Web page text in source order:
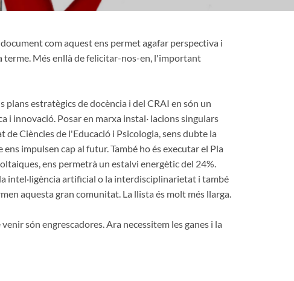
com aquest ens permet agafar perspectiva i
terme. Més enllà de felicitar-nos-en, l'important
estratègics de docència i del CRAI en són un
i innovació. Posar en marxa instal· lacions singulars
Ciències de l'Educació i Psicologia, sens dubte la
impulsen cap al futur. També ho és executar el Pla
ens permetrà un estalvi energètic del 24%.
intel·ligència artificial o la interdisciplinarietat i també
aquesta gran comunitat. La llista és molt més llarga.
són engrescadores. Ara necessitem les ganes i la